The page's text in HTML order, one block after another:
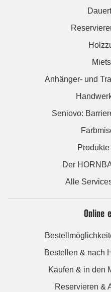
Anhänger- und
Seniovo:
Der
Alle
Online
Bestellen & nach
Kaufen & in den
Reservieren &